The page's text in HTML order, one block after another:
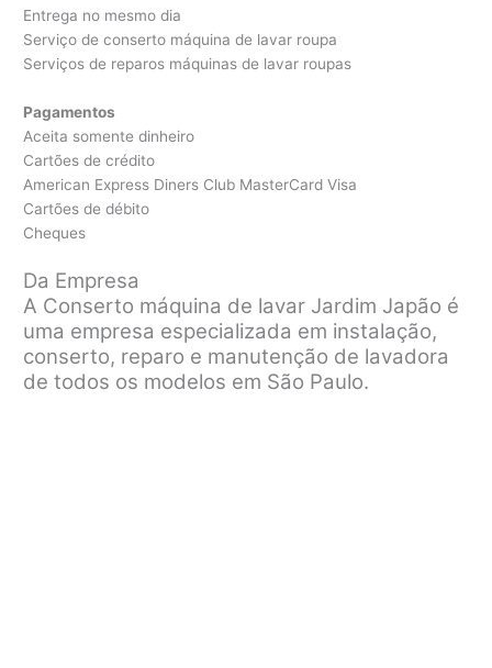
Entrega no mesmo dia
Serviço de conserto máquina de lavar roupa
Serviços de reparos máquinas de lavar roupas
Pagamentos
Aceita somente dinheiro
Cartões de crédito
American Express Diners Club MasterCard Visa
Cartões de débito
Cheques
Da Empresa
A Conserto máquina de lavar Jardim Japão é
uma empresa especializada em instalação,
conserto, reparo e manutenção de lavadora
de todos os modelos em São Paulo.